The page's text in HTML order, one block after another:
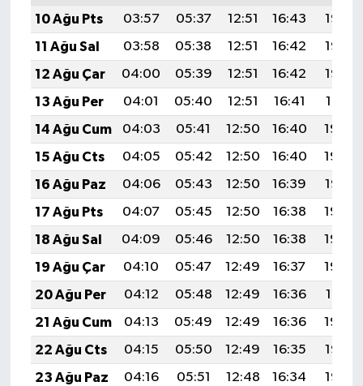
10 Ağu Pts 03:57 05:37 12:51 16:43
19:55
11 Ağu Sal
03:58 05:38 12:51 16:42
19:53
12 Ağu Çar
04:00 05:39 12:51 16:42
19:52
13 Ağu Per
04:01 05:40 12:51 16:41
19:51
14 Ağu Cum
04:03 05:41 12:50 16:40
19:49
15 Ağu Cts
04:05 05:42 12:50 16:40
19:48
16 Ağu Paz
04:06 05:43 12:50 16:39
19:47
17 Ağu Pts
04:07 05:45 12:50 16:38
19:45
18 Ağu Sal
04:09 05:46 12:50 16:38
19:44
19 Ağu Çar
04:10 05:47 12:49 16:37
19:42
20 Ağu Per
04:12 05:48 12:49 16:36
19:41
21 Ağu Cum
04:13 05:49 12:49 16:36
19:39
22 Ağu Cts
04:15 05:50 12:49 16:35
19:38
23 Ağu Paz
04:16 05:51 12:48 16:34
19:36